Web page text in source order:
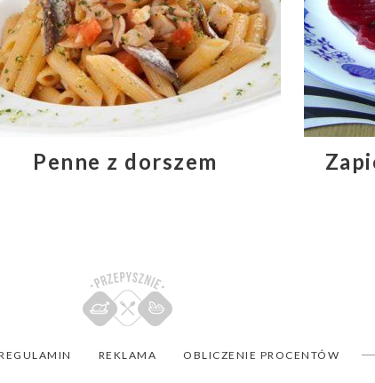
Penne z dorszem
REKLAMA OBLICZENIE PROCENTÓW